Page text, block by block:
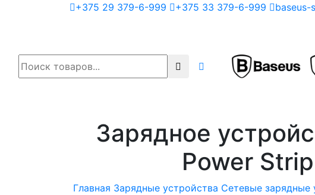
+375 29 379-6-999 +375 33 379-6-999 baseus-
Зарядное
Power
Главная Зарядные устройства Cетевые зарядные